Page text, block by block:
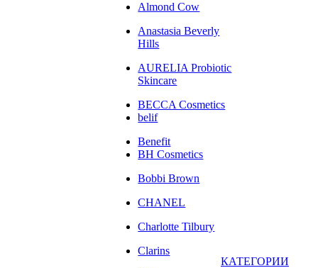
Almond Cow
Anastasia Beverly
Hills
AURELIA Probiotic
Skincare
BECCA Cosmetics
belif
Benefit
BH Cosmetics
Bobbi Brown
CHANEL
Charlotte Tilbury
Clarins
КАТЕГОРИИ